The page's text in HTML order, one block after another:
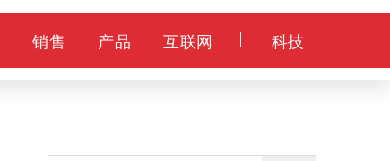
销售 产品 互联网 科技